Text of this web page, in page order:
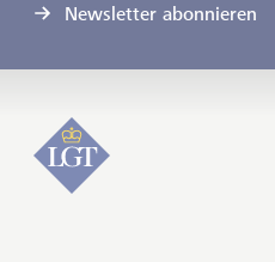
Newsletter abonnieren